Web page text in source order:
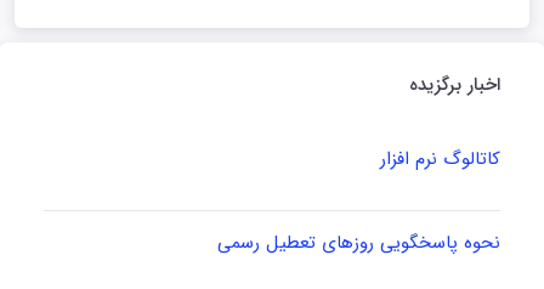
اخبار برگزیده
کاتالوگ نرم افزار
نحوه پاسخگویی روزهای تعطیل رسمی